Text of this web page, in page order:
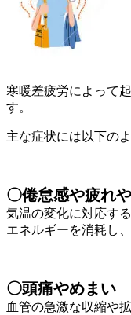
寒暖差疲労によって
す。
主な症状には以下の
〇倦怠感や疲れ
気温の変化に対応す
エネルギーを消耗し
〇頭痛やめまい
血管の急激な収縮や